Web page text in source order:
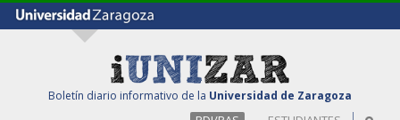
Boletín diario informativo de la Universidad de Zaragoza